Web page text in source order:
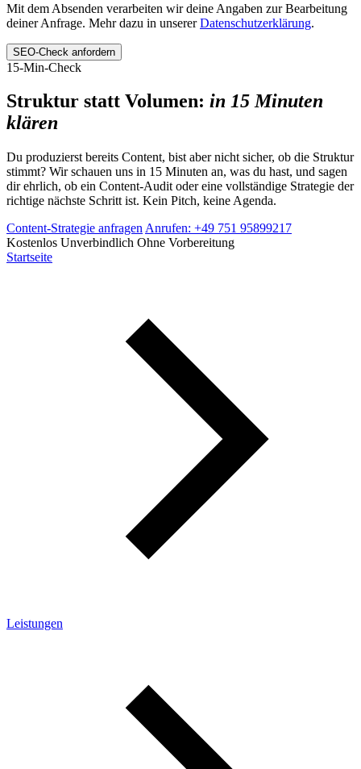
Mit dem Absenden verarbeiten wir deine Angaben zur Bearbeitung
deiner Anfrage. Mehr dazu in unsererDatenschutzerklärung.
SEO-Check anfordern
15-Min-Check
Struktur statt Volumen: in 15 Minuten
klären
Du produzierst bereits Content, bist aber nicht sicher, ob die Struktur
stimmt? Wir schauen uns in 15 Minuten an, was du hast, und sagen
dir ehrlich, ob ein Content-Audit oder eine vollständige Strategie der
richtige nächste Schritt ist. Kein Pitch, keine Agenda.
Content-Strategie anfragen Anrufen: +49 751 95899217
Kostenlos Unverbindlich Ohne Vorbereitung
Startseite
Leistungen